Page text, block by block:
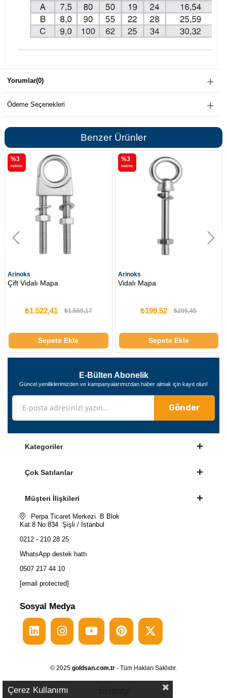
Yorumlar(0)
Ödeme Seçenekleri
Benzer Ürünler
Vidalı Mapa
₺199,52
Sepete Ekle
%3
₺345,70
Sepete
%3
E-Bülten Abonelik
Güncel yeniliklerimizden ve kampanyalarımızdan haber almak için kayıt olun!
Gönder
Kategoriler
Çok Satılanlar
Müşteri İlişkileri
Perpa Ticaret Merkezi B Blok
Kat:8 No:834 Şişli / İstanbul
0212 - 210 28 25
WhatsApp destek hattı
0507 217 44 10
[email protected]
Sosyal Medya
© 2025 goldsan.com.tr - Tüm Hakları Saklıdır.
Çerez Kullanımı